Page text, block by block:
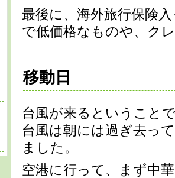
最後に、海外旅行保険
で低価格なものや、ク
移動日
台風が来るということ
台風は朝には過ぎ去っ
ました。
空港に行って、まず中